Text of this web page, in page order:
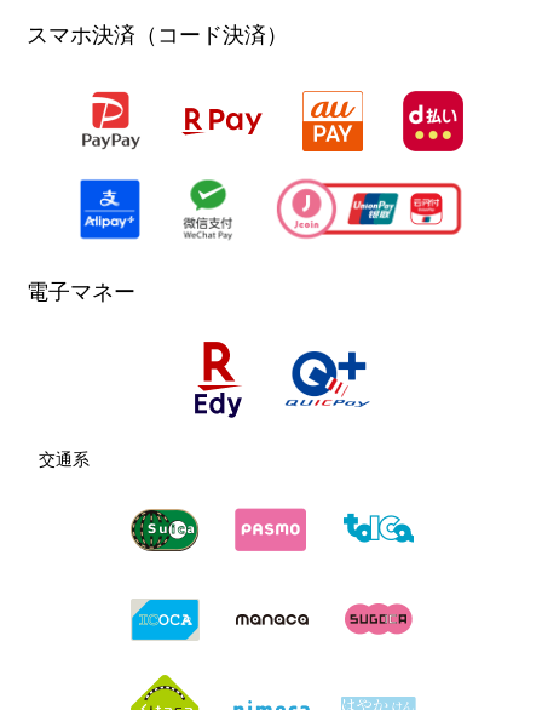
スマホ決済（コード決済）
電子マネー
交通系